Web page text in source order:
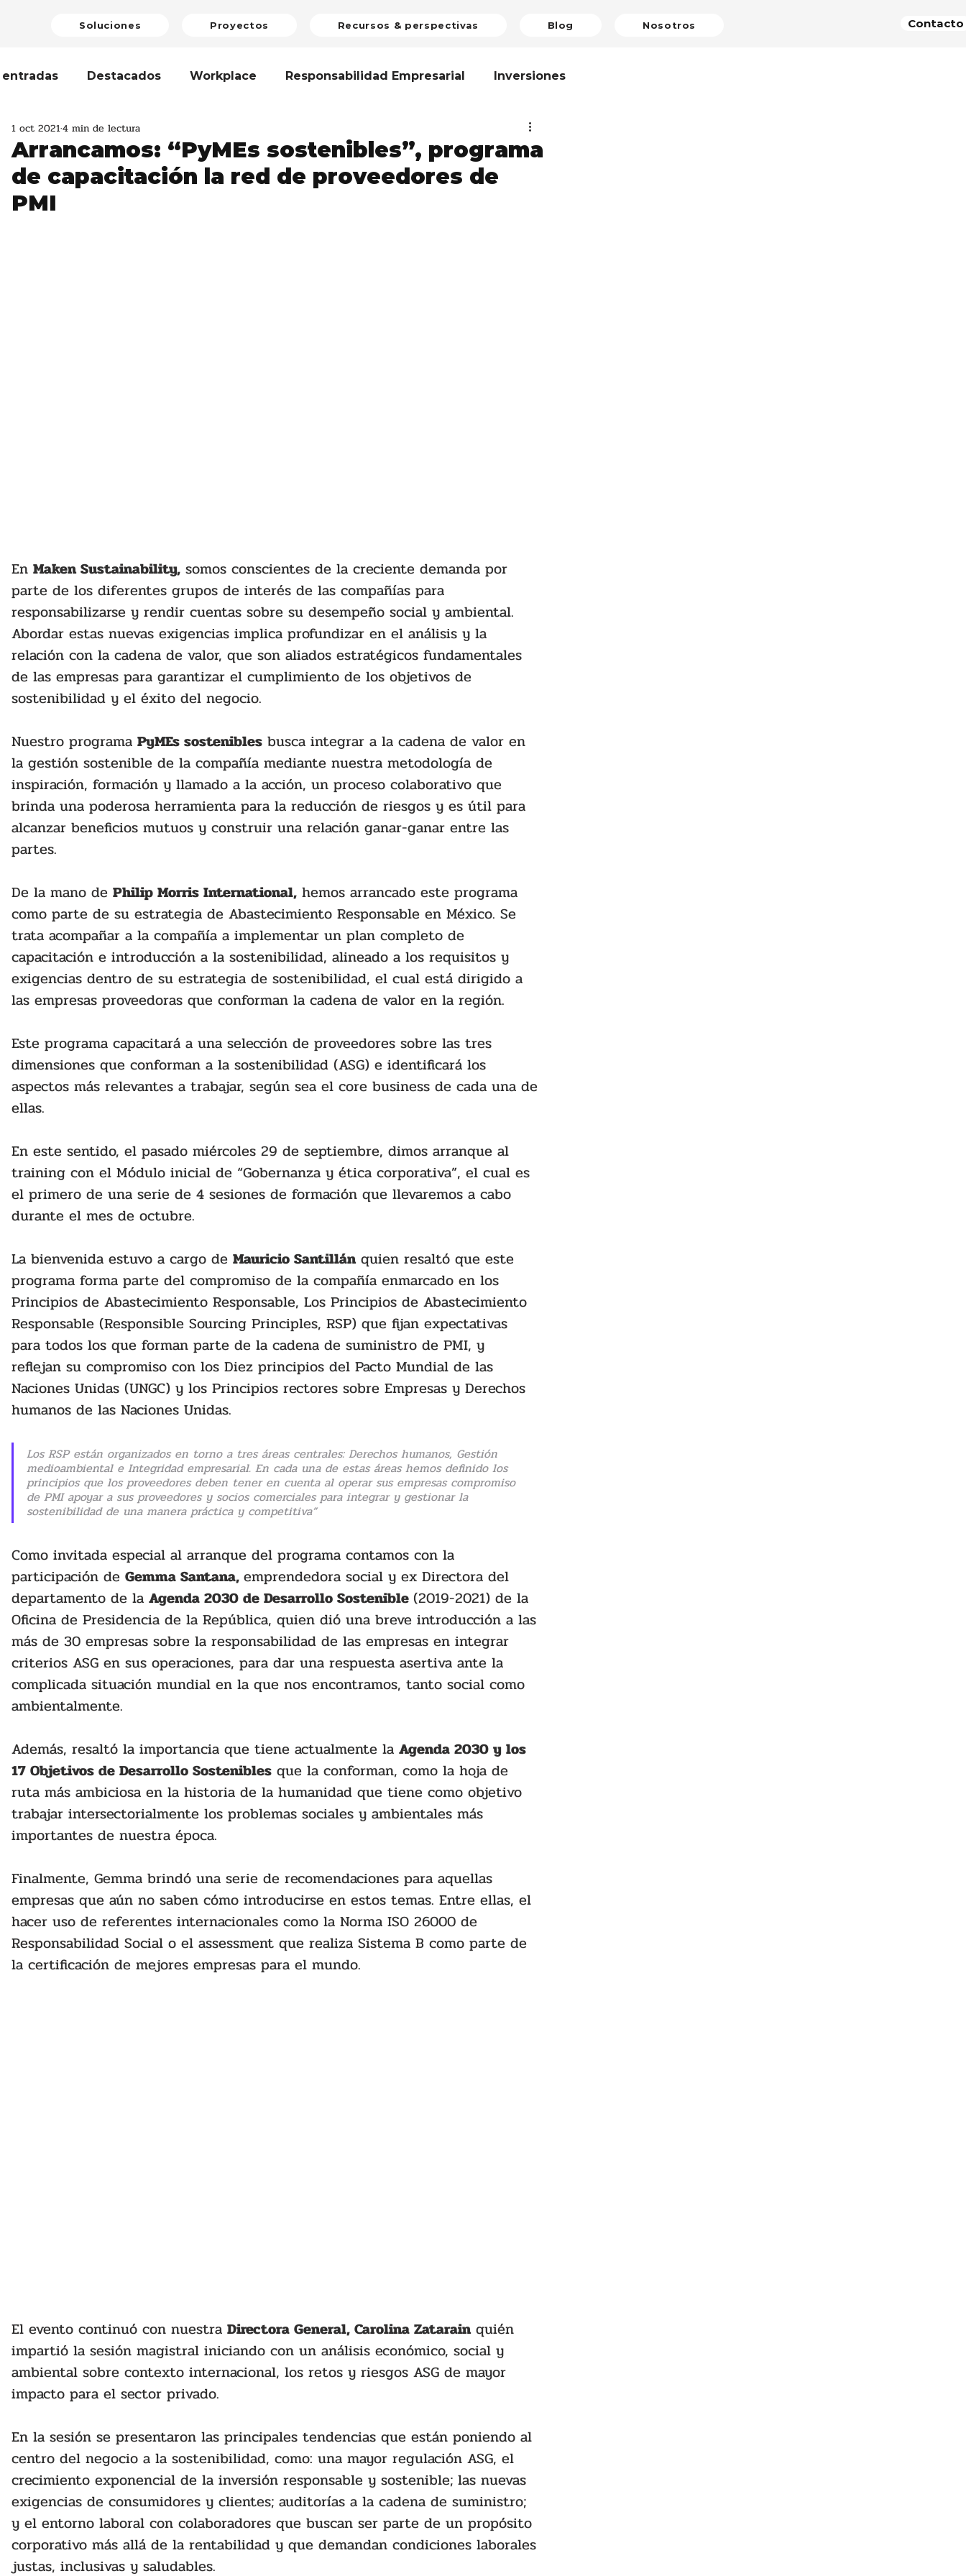
Soluciones Proyectos Recursos & perspectivas Blog Nosotros Contacto
entradas Destacados Workplace Responsabilidad Empresarial Inversiones
Bienestar Laboral Voluntariado Corporativo
Teamwork Cambio Climático
Arrancamos: “PyMEs sostenibles”, programa
de capacitación la red de proveedores de
PMI
1 oct 20214 min de lectura
En Maken Sustainability, somos conscientes de la creciente demanda por
parte de los diferentes grupos de interés de las compañías para
responsabilizarse y rendir cuentas sobre su desempeño social y ambiental.
Abordar estas nuevas exigencias implica profundizar en el análisis y la
relación con la cadena de valor, que son aliados estratégicos fundamentales
de las empresas para garantizar el cumplimiento de los objetivos de
sostenibilidad y el éxito del negocio.
Nuestro programa PyMEs sostenibles busca integrar a la cadena de valor en
la gestión sostenible de la compañía mediante nuestra metodología de
inspiración, formación y llamado a la acción, un proceso colaborativo que
brinda una poderosa herramienta para la reducción de riesgos y es útil para
alcanzar beneficios mutuos y construir una relación ganar-ganar entre las
partes.
De la mano de Philip Morris International, hemos arrancado este programa
como parte de su estrategia de Abastecimiento Responsable en México. Se
trata acompañar a la compañía a implementar un plan completo de
capacitación e introducción a la sostenibilidad, alineado a los requisitos y
exigencias dentro de su estrategia de sostenibilidad, el cual está dirigido a
las empresas proveedoras que conforman la cadena de valor en la región.
Este programa capacitará a una selección de proveedores sobre las tres
dimensiones que conforman a la sostenibilidad (ASG) e identificará los
aspectos más relevantes a trabajar, según sea el core business de cada una de
ellas.
En este sentido, el pasado miércoles 29 de septiembre, dimos arranque al
training con el Módulo inicial de “Gobernanza y ética corporativa”, el cual es
el primero de una serie de 4 sesiones de formación que llevaremos a cabo
durante el mes de octubre.
La bienvenida estuvo a cargo de Mauricio Santillán quien resaltó que este
programa forma parte del compromiso de la compañía enmarcado en los
Principios de Abastecimiento Responsable, Los Principios de Abastecimiento
Responsable (Responsible Sourcing Principles, RSP) que fijan expectativas
para todos los que forman parte de la cadena de suministro de PMI, y
reflejan su compromiso con los Diez principios del Pacto Mundial de las
Naciones Unidas (UNGC) y los Principios rectores sobre Empresas y Derechos
humanos de las Naciones Unidas.
Los RSP están organizados en torno a tres áreas centrales: Derechos humanos, Gestión
medioambiental e Integridad empresarial. En cada una de estas áreas hemos definido los
principios que los proveedores deben tener en cuenta al operar sus empresas compromiso
de PMI apoyar a sus proveedores y socios comerciales para integrar y gestionar la
sostenibilidad de una manera práctica y competitiva”
Como invitada especial al arranque del programa contamos con la
participación de Gemma Santana, emprendedora social y ex Directora del
departamento de la Agenda 2030 de Desarrollo Sostenible (2019-2021) de la
Oficina de Presidencia de la República, quien dió una breve introducción a las
más de 30 empresas sobre la responsabilidad de las empresas en integrar
criterios ASG en sus operaciones, para dar una respuesta asertiva ante la
complicada situación mundial en la que nos encontramos, tanto social como
ambientalmente.
Además, resaltó la importancia que tiene actualmente la Agenda 2030 y los
17 Objetivos de Desarrollo Sostenibles que la conforman, como la hoja de
ruta más ambiciosa en la historia de la humanidad que tiene como objetivo
trabajar intersectorialmente los problemas sociales y ambientales más
importantes de nuestra época.
Finalmente, Gemma brindó una serie de recomendaciones para aquellas
empresas que aún no saben cómo introducirse en estos temas. Entre ellas, el
hacer uso de referentes internacionales como la Norma ISO 26000 de
Responsabilidad Social o el assessment que realiza Sistema B como parte de
la certificación de mejores empresas para el mundo.
El evento continuó con nuestra Directora General, Carolina Zatarain quién
impartió la sesión magistral iniciando con un análisis económico, social y
ambiental sobre contexto internacional, los retos y riesgos ASG de mayor
impacto para el sector privado.
En la sesión se presentaron las principales tendencias que están poniendo al
centro del negocio a la sostenibilidad, como: una mayor regulación ASG, el
crecimiento exponencial de la inversión responsable y sostenible; las nuevas
exigencias de consumidores y clientes; auditorías a la cadena de suministro;
y el entorno laboral con colaboradores que buscan ser parte de un propósito
corporativo más allá de la rentabilidad y que demandan condiciones laborales
justas, inclusivas y saludables.